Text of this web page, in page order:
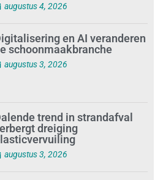
augustus 4, 2026
en AI veranderen
schoonmaakbranche
augustus 3, 2026
trend in strandafval
dreiging
augustus 3, 2026